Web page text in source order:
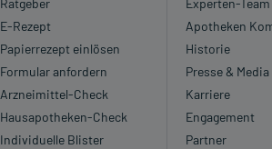
Ratgeber
E-Rezept
Papierrezept einlösen
Formular anfordern
Arzneimittel-Check
Hausapotheken-Check
Individuelle Blister
Experten-Team
Apotheken
Historie
Presse & Media
Karriere
Engagement
Partner